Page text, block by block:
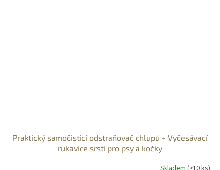
Praktický samočisticí odstraňovač chlupů + Vyčesávací
rukavice srsti pro psy a kočky